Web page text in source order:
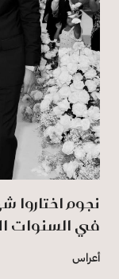
نجوم
في السنوات
أعراس